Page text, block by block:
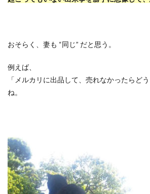
おそらく、妻も “同じ” だと思う。
例えば、
「メルカリに出品して、売れなかったらど
ね。